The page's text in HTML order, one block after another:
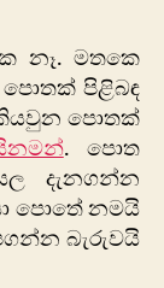
නෑ. මතකෙ
පොතක් පිළිබඳ
පොතක්
. පොත
දැනගන්න
පොතේ නමයි
බැරුවයි